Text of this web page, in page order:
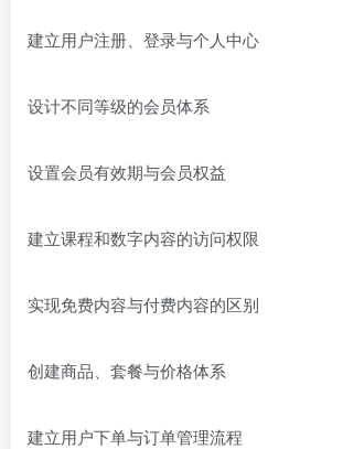
建立用户注册、登录与个人中心
设计不同等级的会员体系
设置会员有效期与会员权益
建立课程和数字内容的访问权限
实现免费内容与付费内容的区别
创建商品、套餐与价格体系
建立用户下单与订单管理流程